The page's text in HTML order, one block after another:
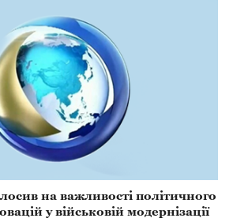
на важливості політичного
у військовій модернізації